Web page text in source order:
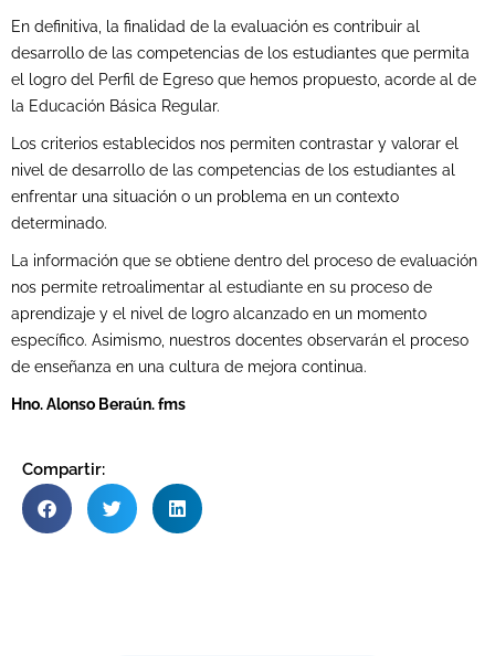
En definitiva, la finalidad de la evaluación es contribuir al
desarrollo de las competencias de los estudiantes que permita
el logro del Perfil de Egreso que hemos propuesto, acorde al de
la Educación Básica Regular.
Los criterios establecidos nos permiten contrastar y valorar el
nivel de desarrollo de las competencias de los estudiantes al
enfrentar una situación o un problema en un contexto
determinado.
La información que se obtiene dentro del proceso de evaluación
nos permite retroalimentar al estudiante en su proceso de
aprendizaje y el nivel de logro alcanzado en un momento
específico. Asimismo, nuestros docentes observarán el proceso
de enseñanza en una cultura de mejora continua.
Hno. Alonso Beraún. fms
Compartir: